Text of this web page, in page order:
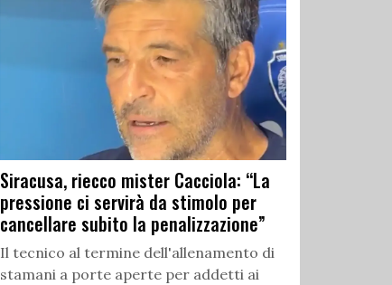
Siracusa, riecco mister Cacciola: “La
pressione ci servirà da stimolo per
cancellare subito la penalizzazione”
Il tecnico al termine dell'allenamento di
stamani a porte aperte per addetti ai